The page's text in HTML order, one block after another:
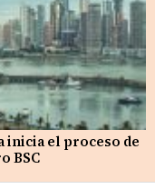
inicia el proceso de
BSC